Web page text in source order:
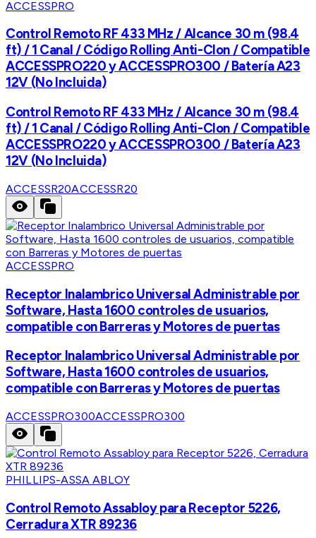
ACCESSPRO
Control Remoto RF 433 MHz / Alcance 30 m (98.4
ft) / 1 Canal / Código Rolling Anti-Clon / Compatible
ACCESSPRO220 y ACCESSPRO300 / Batería A23
12V (No Incluida)
Control Remoto RF 433 MHz / Alcance 30 m (98.4
ft) / 1 Canal / Código Rolling Anti-Clon / Compatible
ACCESSPRO220 y ACCESSPRO300 / Batería A23
12V (No Incluida)
ACCESSR20ACCESSR20
ACCESSPRO
Receptor Inalambrico Universal Administrable por
Software, Hasta 1600 controles de usuarios,
compatible con Barreras y Motores de puertas
Receptor Inalambrico Universal Administrable por
Software, Hasta 1600 controles de usuarios,
compatible con Barreras y Motores de puertas
ACCESSPRO300ACCESSPRO300
PHILLIPS-ASSA ABLOY
Control Remoto Assabloy para Receptor 5226,
Cerradura XTR 89236